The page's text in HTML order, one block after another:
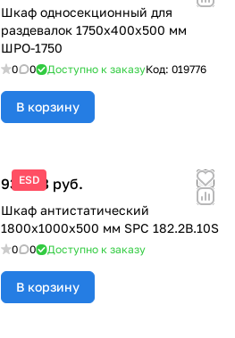
Шкаф односекционный для
раздевалок 1750х400х500 мм
ШРО-1750
0 0 Доступно к заказуКод: 019776
В корзину
ESD
93 308 руб.
Шкаф антистатический
1800x1000x500 мм SPC 182.2B.10S
0 0 Доступно к заказу
В корзину